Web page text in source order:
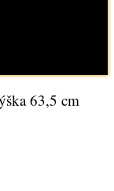
63,5 cm